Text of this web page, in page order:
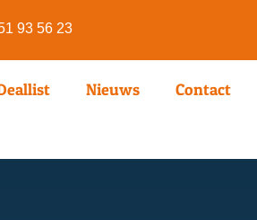
93 56 23
Nieuws Contact